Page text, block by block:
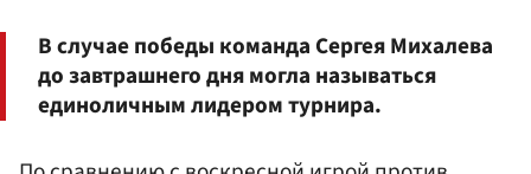
В случае победы команда Сергея Михалева
до завтрашнего дня могла называться
единоличным лидером турнира.